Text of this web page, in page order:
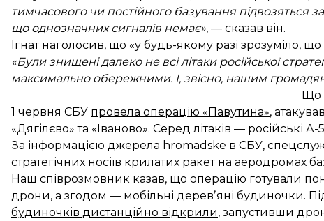
тимчасового чи постійного базування підвозяться
що однозначних сигналів немає», — сказав він.
Ігнат наголосив, що «у будь-якому разі зрозуміло,
«Були знищені далеко не всі літаки російської
максимально обережними. І, звісно, нашим
Що
1 червня СБУ провела операцію «Павутина»,
«Дягілєво» та «Іваново». Серед літаків — російські
За інформацією джерела hromadske в СБУ,
стратегічних носіїв крилатих ракет на аеродромах
Наш співрозмовник казав, що операцію готували
дрони, а згодом — мобільні деревʼяні будиночки.
будиночків дистанційно відкрили, запустивши